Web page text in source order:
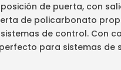
de puerta, con
de policarbonato
de control. Con
para sistemas